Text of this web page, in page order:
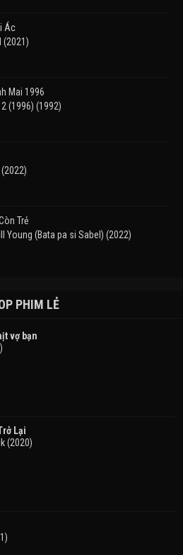
Ác
(2021)
Mai 1996
(1996) (1992)
Trẻ
Young (Bata pa si Sabel) (2022)
Danh Conan 26: Tàu Ngầm Sắt Màu
Black Iron Submarine (2023)
Movie: Nobita's Art World Tales (2025)
Tươi Đẹp
PHIM LẺ
vợ bạn
Lại
(2020)